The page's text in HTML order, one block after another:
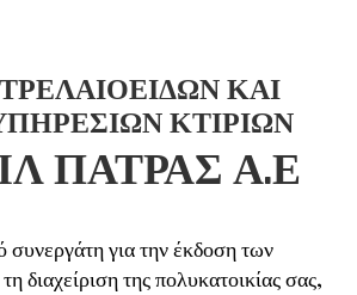
ΚΑΙ
ΚΤΙΡΙΩΝ
ΠΑΤΡΑΣ Α.Ε
συνεργάτη για την έκδοση των
διαχείριση της πολυκατοικίας σας,